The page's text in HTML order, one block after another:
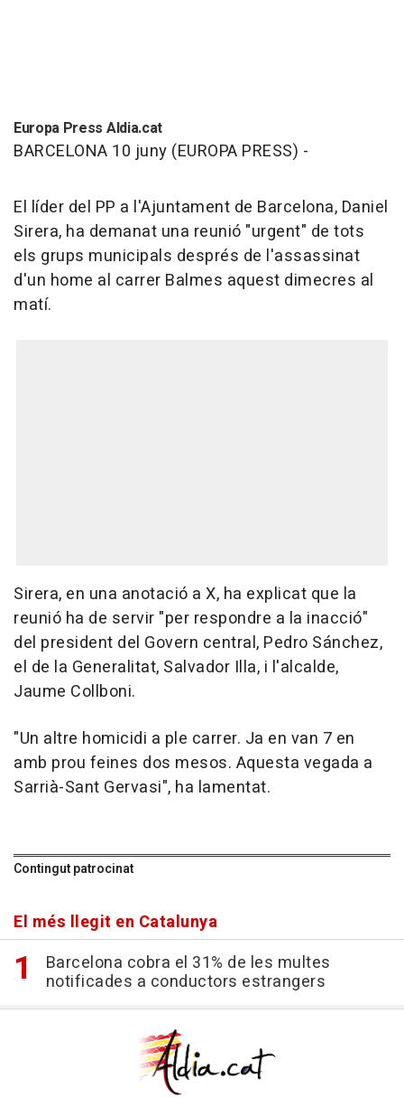
Europa Press Aldia.cat
BARCELONA 10 juny (EUROPA PRESS) -
El líder del PP a l'Ajuntament de Barcelona, Daniel
Sirera, ha demanat una reunió "urgent" de tots
els grups municipals després de l'assassinat
d'un home al carrer Balmes aquest dimecres al
matí.
Sirera, en una anotació a X, ha explicat que la
reunió ha de servir "per respondre a la inacció"
del president del Govern central, Pedro Sánchez,
el de la Generalitat, Salvador Illa, i l'alcalde,
Jaume Collboni.
"Un altre homicidi a ple carrer. Ja en van 7 en
amb prou feines dos mesos. Aquesta vegada a
Sarrià-Sant Gervasi", ha lamentat.
Contingut patrocinat
El més llegit en Catalunya
Barcelona cobra el 31% de les multes
notificades a conductors estrangers